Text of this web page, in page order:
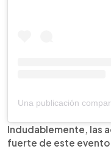
Indudablemente, las
fuerte de este